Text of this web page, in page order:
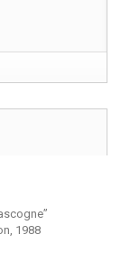
1988